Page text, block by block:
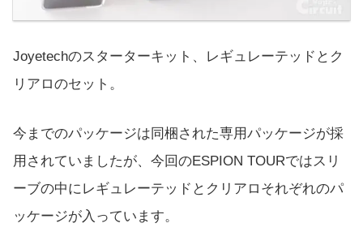
Joyetechのスターターキット、レギュレーテッドとク
リアロのセット。
今までのパッケージは同梱された専用パッケージが採
用されていましたが、今回のESPION TOURではスリ
ーブの中にレギュレーテッドとクリアロそれぞれのパ
ッケージが入っています。